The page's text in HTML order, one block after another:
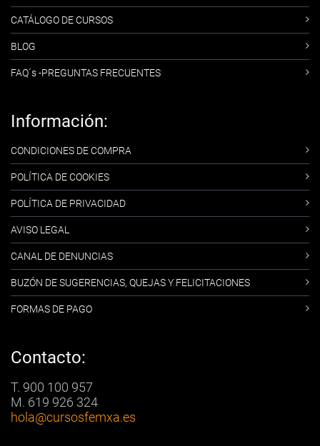
CATÁLOGO DE CURSOS
BLOG
FAQ´s -PREGUNTAS FRECUENTES
Información:
CONDICIONES DE COMPRA
POLÍTICA DE COOKIES
POLÍTICA DE PRIVACIDAD
AVISO LEGAL
CANAL DE DENUNCIAS
BUZÓN DE SUGERENCIAS, QUEJAS Y FELICITACIONES
FORMAS DE PAGO
Contacto:
T. 900 100 957
M. 619 926 324
hola@cursosfemxa.es